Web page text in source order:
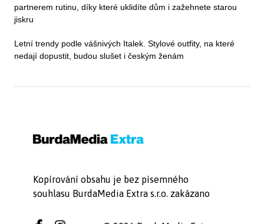
partnerem rutinu, díky které uklidíte dům i zažehnete starou
jiskru
Letní trendy podle vášnivých Italek. Stylové outfity, na které
nedají dopustit, budou slušet i českým ženám
Kopírování obsahu je bez písemného
souhlasu BurdaMedia Extra s.r.o. zakázano